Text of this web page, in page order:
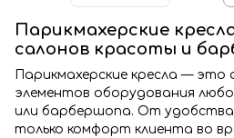
Парикмахерские
салонов красоты и
Парикмахерские кресла — это
элементов оборудования
или барбершопа. От удобства
только комфорт клиента во